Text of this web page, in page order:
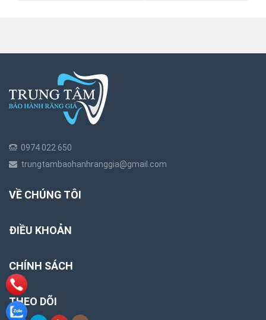
0974 022 650
trungtambaohanhranggia@gmail.com
VỀ CHÚNG TÔI
ĐIỀU KHOẢN
CHÍNH SÁCH
THEO DÕI